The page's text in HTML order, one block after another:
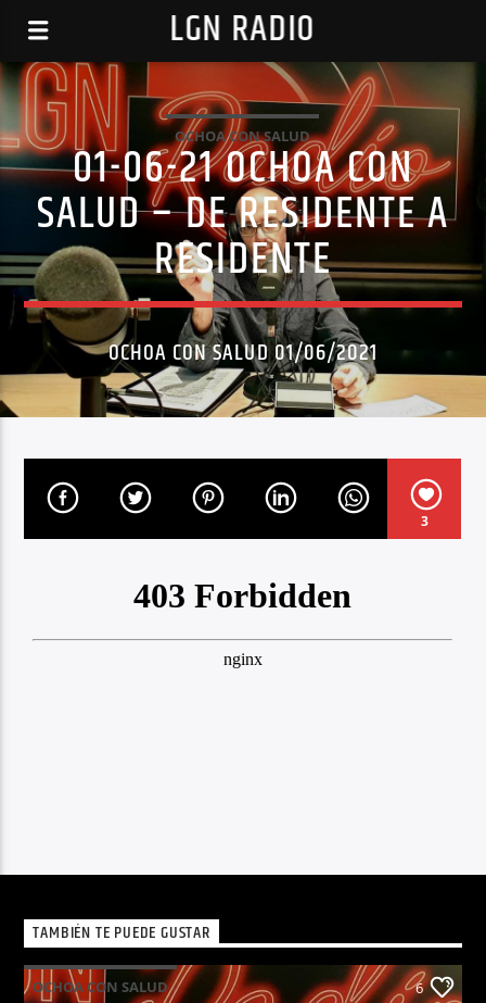
LGN RADIO
OCHOA CON SALUD
01-06-21 OCHOA CON
SALUD – DE RESIDENTE A
RESIDENTE
OCHOA CON SALUD 01/06/2021
3
TAMBIÉN TE PUEDE GUSTAR
OCHOA CON SALUD 6